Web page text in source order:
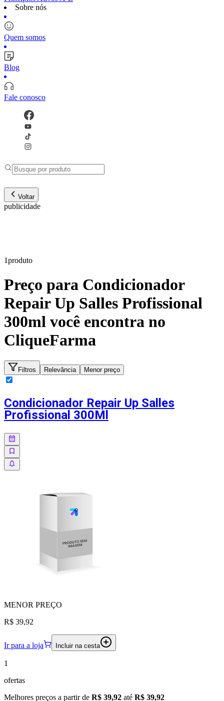
Sobre nós
Quem somos
Blog
Fale conosco
Voltar
publicidade
1produto
Preço para Condicionador
Repair Up Salles Profissional
300ml você encontra no
CliqueFarma
Filtros Relevância Menor preço
Condicionador Repair Up Salles
Profissional 300Ml
MENOR PREÇO
R$ 39,92
Ir para a loja Incluir na cesta
1
ofertas
Melhores preços a partir de R$ 39,92 até R$ 39,92